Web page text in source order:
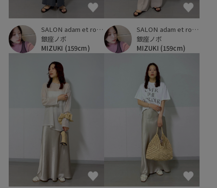
SALON adam et ropé
銀座ノボ
MIZUKI (159cm)
SALON adam et ropé
銀座ノボ
MIZUKI (159cm)